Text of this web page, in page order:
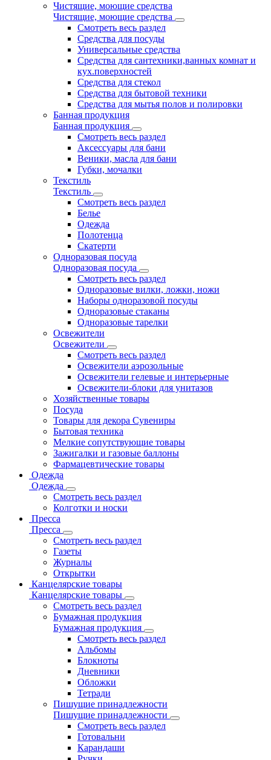
Чистящие, моющие средства
Чистящие, моющие средства
Смотреть весь раздел
Средства для посуды
Универсальные средства
Средства для сантехники,ванных комнат и
кух.поверхностей
Средства для стекол
Средства для бытовой техники
Средства для мытья полов и полировки
Банная продукция
Банная продукция
Смотреть весь раздел
Аксессуары для бани
Веники, масла для бани
Губки, мочалки
Текстиль
Текстиль
Смотреть весь раздел
Белье
Одежда
Полотенца
Скатерти
Одноразовая посуда
Одноразовая посуда
Смотреть весь раздел
Одноразовые вилки, ложки, ножи
Наборы одноразовой посуды
Одноразовые стаканы
Одноразовые тарелки
Освежители
Освежители
Смотреть весь раздел
Освежители аэрозольные
Освежители гелевые и интерьерные
Освежители-блоки для унитазов
Хозяйственные товары
Посуда
Товары для декора Сувениры
Бытовая техника
Мелкие сопутствующие товары
Зажигалки и газовые баллоны
Фармацевтические товары
Одежда
Одежда
Смотреть весь раздел
Колготки и носки
Пресса
Пресса
Смотреть весь раздел
Газеты
Журналы
Открытки
Канцелярские товары
Канцелярские товары
Смотреть весь раздел
Бумажная продукция
Бумажная продукция
Смотреть весь раздел
Альбомы
Блокноты
Дневники
Обложки
Тетради
Пишущие принадлежности
Пишущие принадлежности
Смотреть весь раздел
Готовальни
Карандаши